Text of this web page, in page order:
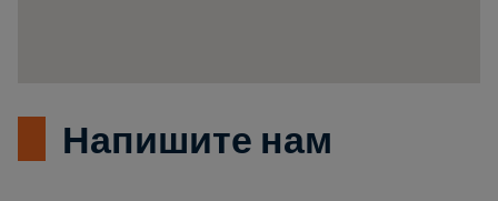
Напишите нам